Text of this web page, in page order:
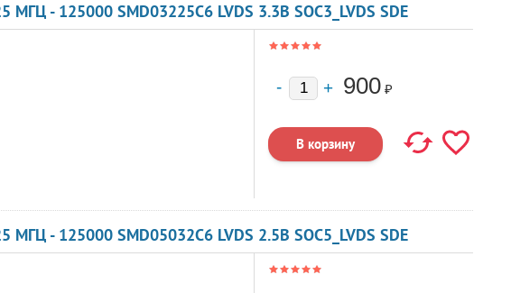
- 125000 SMD03225C6 LVDS 3.3В SOC3_LVDS SDE
900 ₽
- 125000 SMD05032C6 LVDS 2.5В SOC5_LVDS SDE